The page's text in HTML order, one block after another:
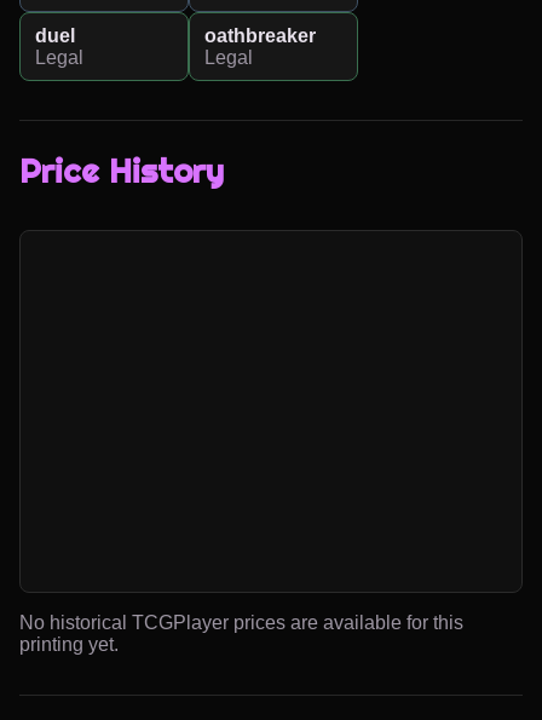
duel
Legal
oathbreaker
Legal
Price History
No historical TCGPlayer prices are available for this
printing yet.